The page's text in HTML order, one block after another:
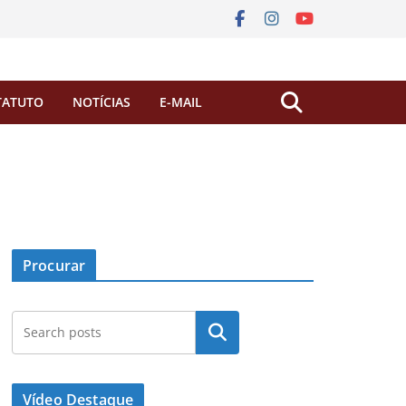
NOTÍCIAS E-MAIL
Procurar
Pesquisar
Vídeo Destaque